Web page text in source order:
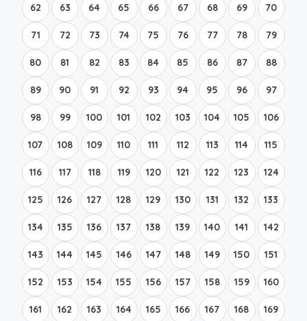
62 63 64 65 66 67 68 69 70
71 72 73 74 75 76 77 78 79
80 81 82 83 84 85 86 87 88
89 90 91 92 93 94 95 96 97
98 99 100 101 102 103 104 105 106
107 108 109 110 111 112 113 114 115
116 117 118 119 120 121 122 123 124
125 126 127 128 129 130 131 132 133
134 135 136 137 138 139 140 141 142
143 144 145 146 147 148 149 150 151
152 153 154 155 156 157 158 159 160
161 162 163 164 165 166 167 168 169